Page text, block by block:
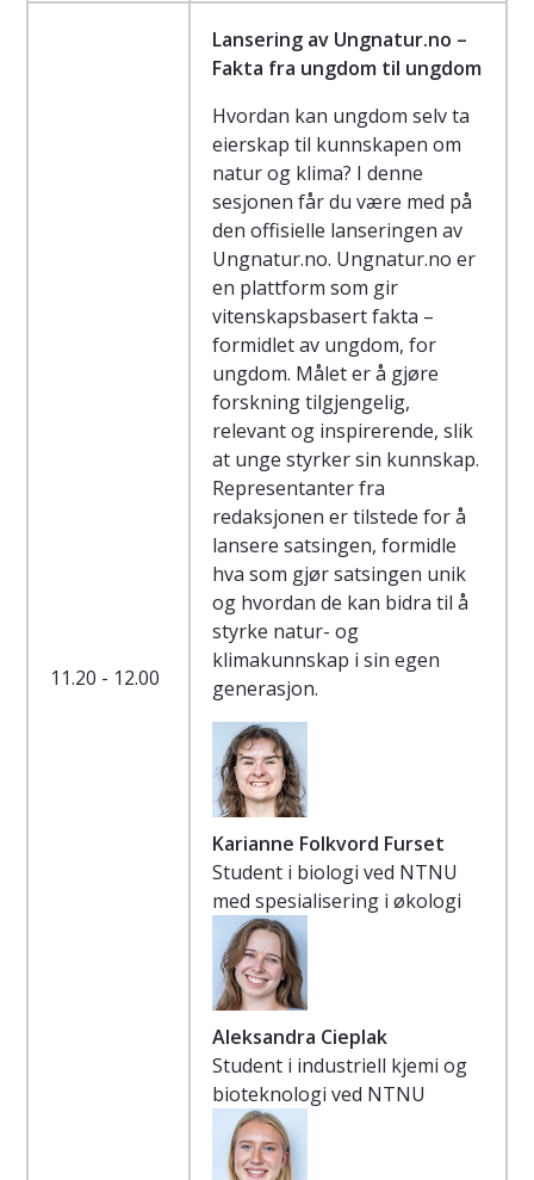
11.20 - 12.00
Lansering av Ungnatur.no –
Fakta fra ungdom til ungdom
Hvordan kan ungdom selv ta
eierskap til kunnskapen om
natur og klima? I denne
sesjonen får du være med på
den offisielle lanseringen av
Ungnatur.no. Ungnatur.no er
en plattform som gir
vitenskapsbasert fakta –
formidlet av ungdom, for
ungdom. Målet er å gjøre
forskning tilgjengelig,
relevant og inspirerende, slik
at unge styrker sin kunnskap.
Representanter fra
redaksjonen er tilstede for å
lansere satsingen, formidle
hva som gjør satsingen unik
og hvordan de kan bidra til å
styrke natur- og
klimakunnskap i sin egen
generasjon.
Karianne Folkvord Furset
Student i biologi ved NTNU
med spesialisering i økologi
Aleksandra Cieplak
Student i industriell kjemi og
bioteknologi ved NTNU